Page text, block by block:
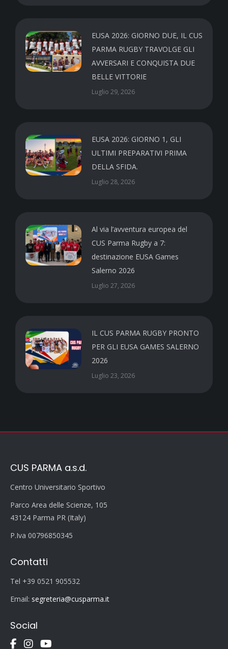
EUSA 2026: GIORNO DUE, IL CUS
PARMA RUGBY TRAVOLGE GLI
AVVERSARI E CONQUISTA DUE
BELLE VITTORIE
Luglio 29, 2026
EUSA 2026: GIORNO 1, GLI
ULTIMI PREPARATIVI PRIMA
DELLA SFIDA.
Luglio 28, 2026
Al via l’avventura europea del
CUS Parma Rugby a 7:
destinazione EUSA Games
Salerno 2026
Luglio 27, 2026
IL CUS PARMA RUGBY PRONTO
PER GLI EUSA GAMES SALERNO
2026
Luglio 23, 2026
CUS PARMA a.s.d.
Centro Universitario Sportivo
Parco Area delle Scienze, 105
43124 Parma PR (Italy)
P.Iva 00796850345
Contatti
Tel +39 0521 905532
Email: segreteria@cusparma.it
Social